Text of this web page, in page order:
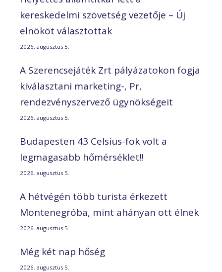
kereskedelmi szövetség vezetője – Új
elnököt választottak
2026. augusztus 5.
A Szerencsejáték Zrt pályázatokon fogja
kiválasztani marketing-, Pr,
rendezvényszervező ügynökségeit
2026. augusztus 5.
Budapesten 43 Celsius-fok volt a
legmagasabb hőmérséklet!!
2026. augusztus 5.
A hétvégén több turista érkezett
Montenegróba, mint ahányan ott élnek
2026. augusztus 5.
Még két nap hőség
2026. augusztus 5.